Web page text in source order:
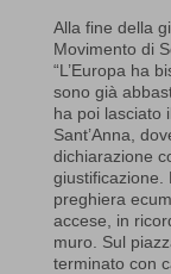
Alla fine della
Movimento di
“L’Europa ha
sono già
ha poi lasciato
Sant’Anna,
dichiarazione
preghiera
accese, in
muro. Sul
terminato con